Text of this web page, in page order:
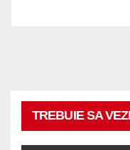
TREBUIE SA